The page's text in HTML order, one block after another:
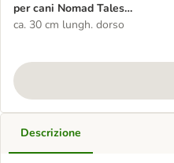
per cani Nomad Tales
Bloom nero
ca. 30 cm lungh. dorso
Descrizione